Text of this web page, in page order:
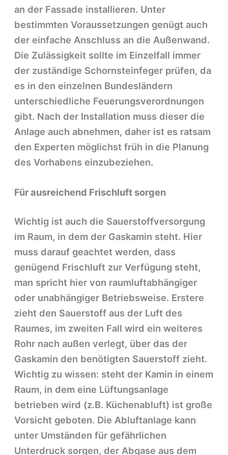
an der Fassade installieren. Unter
bestimmten Voraussetzungen genügt auch
der einfache Anschluss an die Außenwand.
Die Zulässigkeit sollte im Einzelfall immer
der zuständige Schornsteinfeger prüfen, da
es in den einzelnen Bundesländern
unterschiedliche Feuerungsverordnungen
gibt. Nach der Installation muss dieser die
Anlage auch abnehmen, daher ist es ratsam
den Experten möglichst früh in die Planung
des Vorhabens einzubeziehen.
Für ausreichend Frischluft sorgen
Wichtig ist auch die Sauerstoffversorgung
im Raum, in dem der Gaskamin steht. Hier
muss darauf geachtet werden, dass
genügend Frischluft zur Verfügung steht,
man spricht hier von raumluftabhängiger
oder unabhängiger Betriebsweise. Erstere
zieht den Sauerstoff aus der Luft des
Raumes, im zweiten Fall wird ein weiteres
Rohr nach außen verlegt, über das der
Gaskamin den benötigten Sauerstoff zieht.
Wichtig zu wissen: steht der Kamin in einem
Raum, in dem eine Lüftungsanlage
betrieben wird (z.B. Küchenabluft) ist große
Vorsicht geboten. Die Abluftanlage kann
unter Umständen für gefährlichen
Unterdruck sorgen, der Abgase aus dem